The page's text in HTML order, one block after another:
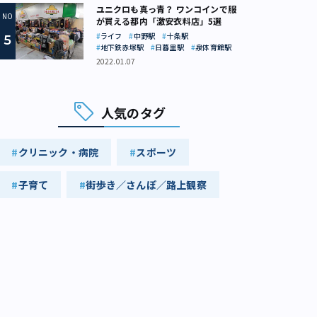
ユニクロも真っ青？ ワンコインで服
が買える都内「激安衣料店」5選
ライフ 中野駅
十条駅
地下鉄赤塚駅
日暮里駅
泉体育館駅
2022.01.07
人気のタグ
クリニック・病院 スポーツ
子育て 街歩き／さんぽ／路上観察